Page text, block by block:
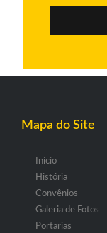
Mapa do Site
Início
História
Convênios
Galeria de Fotos
Portarias